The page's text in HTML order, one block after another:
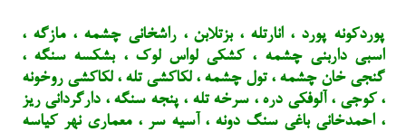
پوردکونه پورد ، انارتله ، بزتلابن ، راشخانی چشمه ، مازگه ،
اسبی داربنی چشمه ، کشکی لواس لوک ، بشکسه سنگه ،
گنجی خان چشمه ، تول چشمه ، لکاکشی تله ، لکاکشی روخونه
، کوجی ، آلوفکی دره ، سرخه تله ، پنجه سنگه ، دارگردانی ریز
، احمدخانی باغی سنگ دونه ، آسیه سر ، معماری نهر کیاسه